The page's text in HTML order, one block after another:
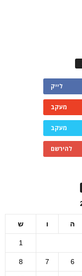
לייק
מעקב
מעקב
להירשם
ה ו ש
1
6
7
8